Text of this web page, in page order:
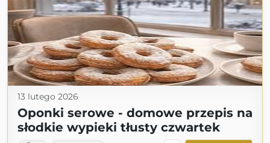
13 lutego 2026
Oponki serowe - domowe przepis na
słodkie wypieki tłusty czwartek